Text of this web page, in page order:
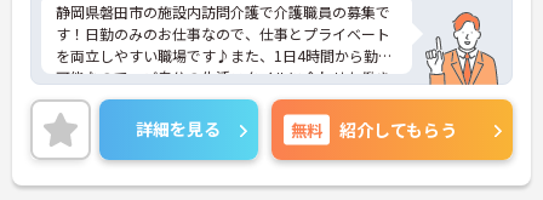
静岡県磐田市の施設内訪問介護で介護職員の募集で
す！日勤のみのお仕事なので、仕事とプライベート
を両立しやすい職場です♪また、1日4時間から勤務
可能なので、ご自分の生活スタイルに合わせた働き
方ができます◎ご興味のある方は、面接ポイントを
お伝えしますので、お気軽にご連絡ください。
詳細を見る 無料 紹介してもらう